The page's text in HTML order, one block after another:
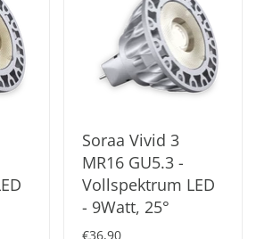
Soraa Vivid 3
MR16 GU5.3 -
Vollspektrum LED
- 9Watt, 25°
€36,90